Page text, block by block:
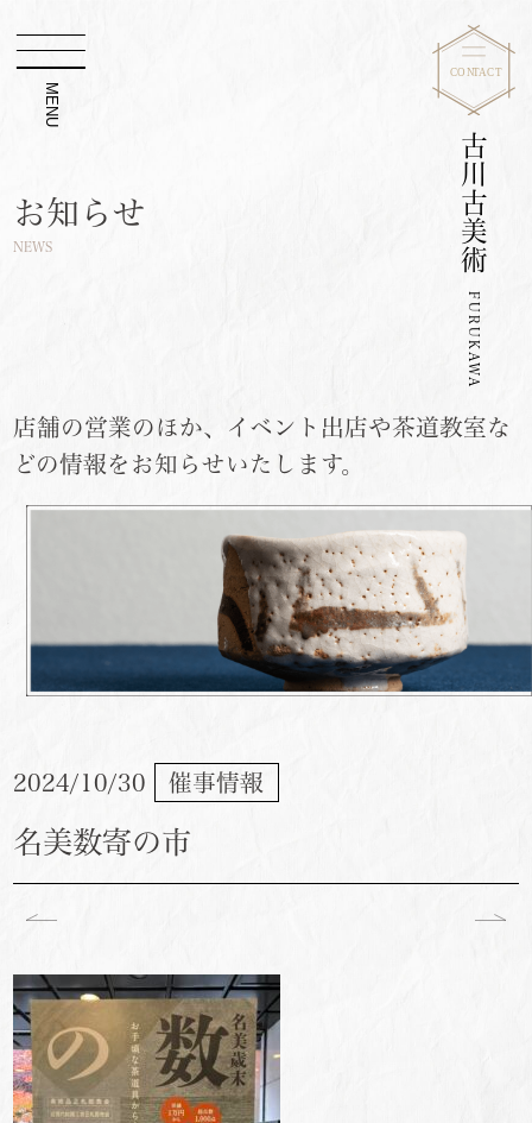
古川古美術
FURUKAWA
MENU
お知らせ
NEWS
店舗の営業のほか、イベント出店や茶道教室な
どの情報をお知らせいたします。
2024/10/30 催事情報
名美数寄の市